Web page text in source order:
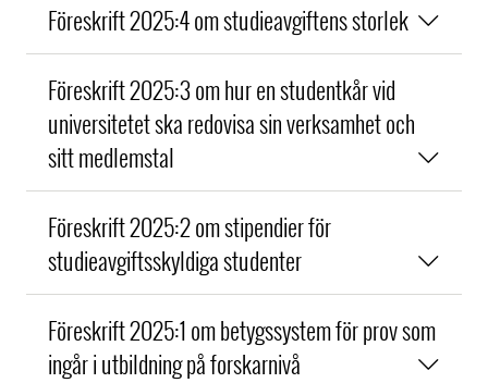
Föreskrift 2025:4 om studieavgiftens storlek
Föreskrift 2025:3 om hur en studentkår vid
universitetet ska redovisa sin verksamhet och
sitt medlemstal
Föreskrift 2025:2 om stipendier för
studieavgiftsskyldiga studenter
Föreskrift 2025:1 om betygssystem för prov som
ingår i utbildning på forskarnivå